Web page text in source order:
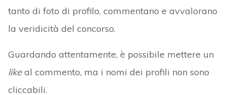
tanto di foto di profilo, commentano e avvalorano
la veridicità del concorso.
Guardando attentamente, è possibile mettere un
likeal commento, ma i nomi dei profili non sono
cliccabili.